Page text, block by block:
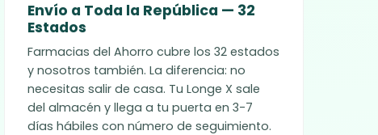
Envío a Toda la República — 32
Estados
Farmacias del Ahorro cubre los 32 estados
y nosotros también. La diferencia: no
necesitas salir de casa. Tu Longe X sale
del almacén y llega a tu puerta en 3-7
días hábiles con número de seguimiento.